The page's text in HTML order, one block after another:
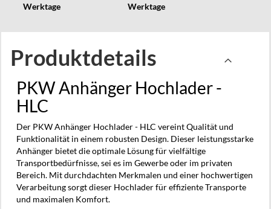
Werktage
Werktage
Produktdetails
PKW Anhänger Hochlader -
HLC
Der PKW Anhänger Hochlader - HLC vereint Qualität und
Funktionalität in einem robusten Design. Dieser leistungsstarke
Anhänger bietet die optimale Lösung für vielfältige
Transportbedürfnisse, sei es im Gewerbe oder im privaten
Bereich. Mit durchdachten Merkmalen und einer hochwertigen
Verarbeitung sorgt dieser Hochlader für effiziente Transporte
und maximalen Komfort.